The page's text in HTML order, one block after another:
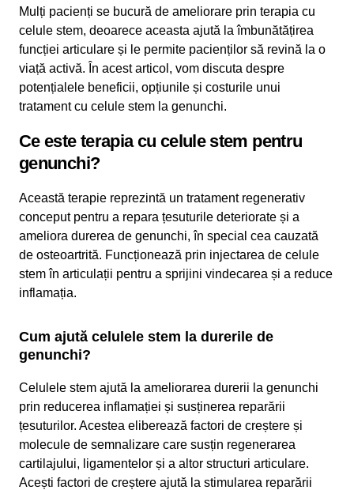
Mulți pacienți se bucură de ameliorare prin terapia cu
celule stem, deoarece aceasta ajută la îmbunătățirea
funcției articulare și le permite pacienților să revină la o
viață activă. În acest articol, vom discuta despre
potențialele beneficii, opțiunile și costurile unui
tratament cu celule stem la genunchi.
Ce este terapia cu celule stem pentru
genunchi?
Această terapie reprezintă un tratament regenerativ
conceput pentru a repara țesuturile deteriorate și a
ameliora durerea de genunchi, în special cea cauzată
de osteoartrită. Funcționează prin injectarea de celule
stem în articulații pentru a sprijini vindecarea și a reduce
inflamația.
Cum ajută celulele stem la durerile de
genunchi?
Celulele stem ajută la ameliorarea durerii la genunchi
prin reducerea inflamației și susținerea reparării
țesuturilor. Acestea eliberează factori de creștere și
molecule de semnalizare care susțin regenerarea
cartilajului, ligamentelor și a altor structuri articulare.
Acești factori de creștere ajută la stimularea reparării